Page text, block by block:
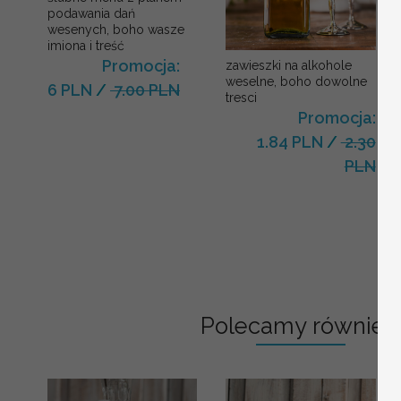
podawania dań
wesenych, boho wasze
imiona i treść
Promocja:
6 PLN / 7.00 PLN
zawieszki na alkohole
weselne, boho dowolne
tresci
Promocja:
1.84 PLN /2.30
PLN
Polecamy również: